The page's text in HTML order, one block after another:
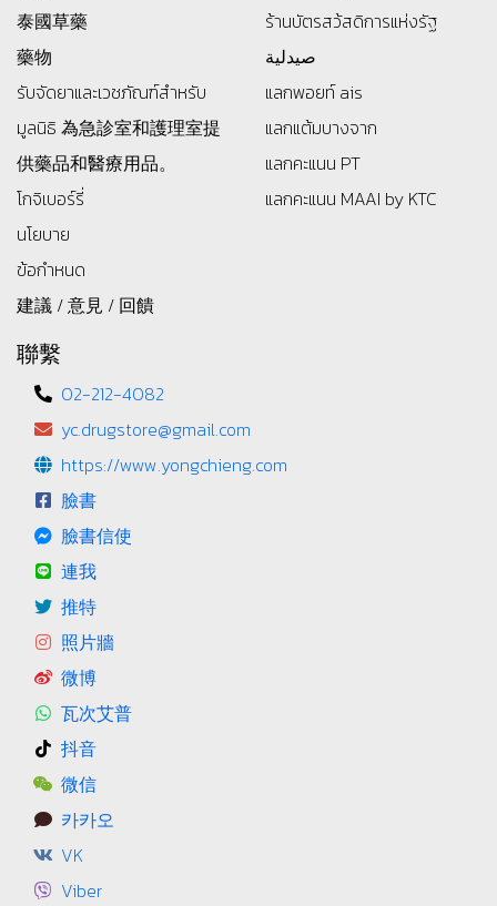
泰國草藥
藥物
รับจัดยาและเวชภัณฑ์สำหรับ
มูลนิธิ 為急診室和護理室提
供藥品和醫療用品。
โกจิเบอร์รี่
นโยบาย
ข้อกำหนด
建議 / 意見 / 回饋
ร้านบัตรสว้สดิการแห่งรัฐ
صيدلية
แลกพอยท์ ais
แลกแต้มบางจาก
แลกคะแนน PT
แลกคะแนน MAAI by KTC
聯繫
02-212-4082
yc.drugstore@gmail.com
https://www.yongchieng.com
臉書
臉書信使
連我
推特
照片牆
微博
瓦次艾普
抖音
微信
카카오
VK
Viber